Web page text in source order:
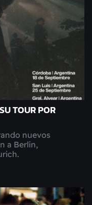
TOUR POR
nuevos
a Berlín,